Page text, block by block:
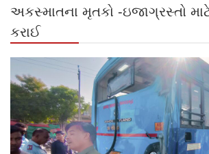
અકસ્માતના મૃતકો -ઇજાગ્રસ્તો
કરાઈ